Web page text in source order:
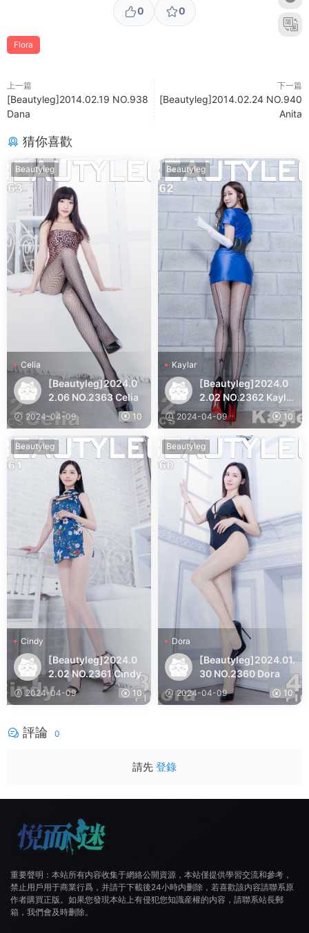
0 0
Flora
上一篇
[Beautyleg]2014.02.19 NO.938
Dana
下一篇
[Beautyleg]2014.02.24 NO.940
Anita
猜你喜歡
Beautyleg
Celia
[Beautyleg]2024.0
2.06 NO.2363 Celia
2024-04-09 10
Beautyleg
Kaylar
[Beautyleg]2024.0
2.02 NO.2362 Kayla
r
2024-04-09 10
Beautyleg
Cindy
[Beautyleg]2024.0
2.02 NO.2361 Cindy
2024-04-09 10
Beautyleg
Dora
[Beautyleg]2024.01.
30 NO.2360 Dora
2024-04-09 10
評論 0
請先 登錄
重要聲明：本站所有内容收集于網絡公開資源，本站僅提供學習交流和參考，
禁止用戶用于商業行爲，并請于下載後24小時内删除，若喜歡該内容請聯系原
作者購買正版。如果您發現本站上有侵犯您知識産權的内容，請聯系站長郵
箱，我們會及時删除。